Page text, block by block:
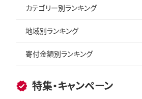
カテゴリー別ランキング
地域別ランキング
寄付金額別ランキング
特集・キャンペーン